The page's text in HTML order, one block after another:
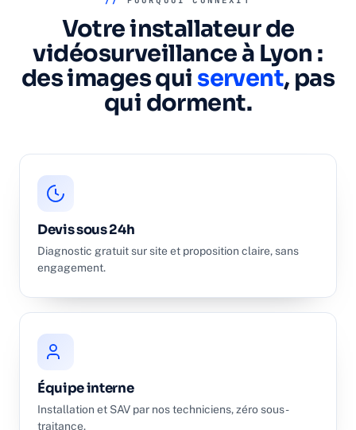
Votre installateur de
vidéosurveillance à Lyon :
des images quiservent, pas
qui dorment.
Devis sous 24h
Diagnostic gratuit sur site et proposition claire, sans
engagement.
Équipe interne
Installation et SAV par nos techniciens, zéro sous-
traitance.